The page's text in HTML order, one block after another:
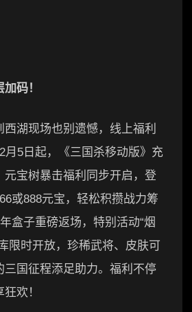
加码！
湖现场也别遗憾，线上福利
月5日起，《三国杀移动版》充
元宝树暴击福利同步开启，登
或888元宝，轻松积攒战力筹
盒子重磅返场，特别活动“烟
限时开放，珍稀武将、皮肤可
三国征程添足助力。福利不停
欢！